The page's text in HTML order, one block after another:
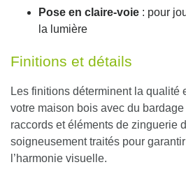
Pose en claire-voie : pour
la lumière
Finitions et détails
Les finitions déterminent la qualité
votre maison bois avec du
raccords et éléments de zinguerie
soigneusement traités pour
l’harmonie visuelle.